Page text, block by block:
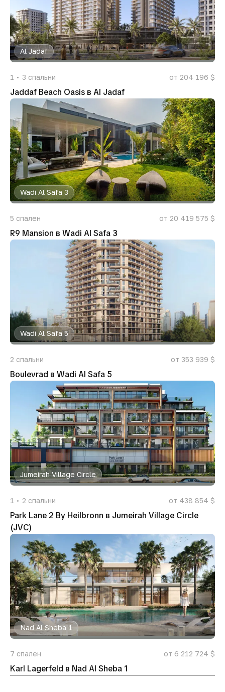
Al Jadaf
1 3 спальни от 204 196 $
Jaddaf Beach Oasis в Al Jadaf
Wadi Al Safa 3
5 спален от 20 419 575 $
R9 Mansion в Wadi Al Safa 3
Wadi Al Safa 5
2 спальни от 353 939 $
Boulevrad в Wadi Al Safa 5
Jumeirah Village Circle
1 2 спальни от 438 854 $
Park Lane 2 By Heilbronn в Jumeirah Village Circle
(JVC)
Nad Al Sheba 1
7 спален от 6 212 724 $
Karl Lagerfeld в Nad Al Sheba 1